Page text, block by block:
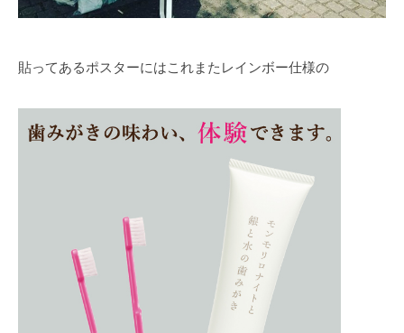
貼ってあるポスターにはこれまたレインボー仕様の